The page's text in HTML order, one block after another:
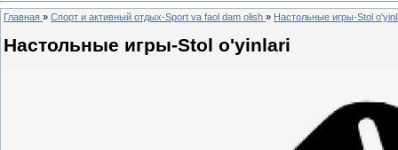
Главная » Спорт и активный отдых-Sport va faol dam olish » Настольные игры-Stol
Настольные игры-Stol o'yinlari